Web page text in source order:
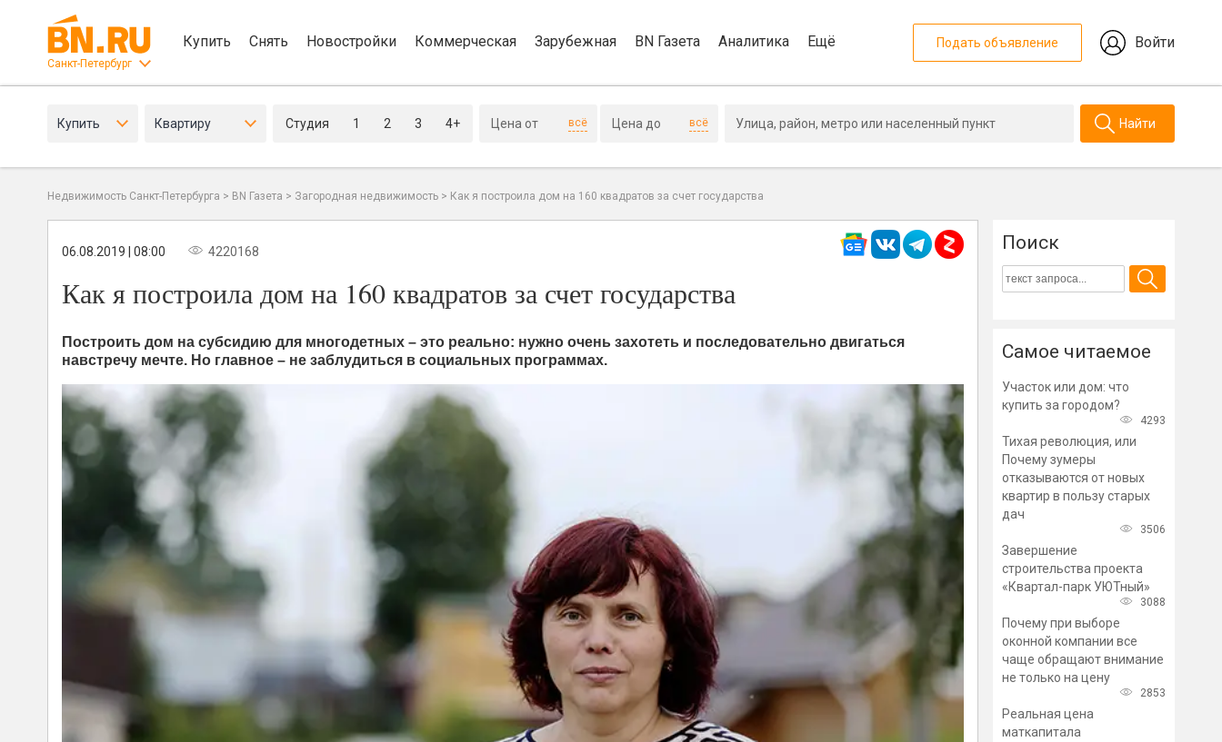
Санкт-Петербург
Купить Снять Новостройки Коммерческая Зарубежная BN Газета Аналитика Ещё Подать объявление Войти
Купить Квартиру Студия 1 2 3 4+ всё всё Найти
Недвижимость Санкт-Петербурга > BN Газета > Загородная недвижимость > Как я построила дом на 160 квадратов за счет государства
06.08.2019 | 08:00 4220168
Как я построила дом на 160 квадратов за счет государства
Построить дом на субсидию для многодетных – это реально: нужно очень захотеть и последовательно двигаться
навстречу мечте. Но главное – не заблудиться в социальных программах.
Поиск
Самое читаемое
Участок или дом: что
купить за городом?
4293
Тихая революция, или
Почему зумеры
отказываются от новых
квартир в пользу старых
дач
3506
Завершение
строительства проекта
«Квартал-парк УЮТный»
3088
Почему при выборе
оконной компании все
чаще обращают внимание
не только на цену
2853
Реальная цена
маткапитала